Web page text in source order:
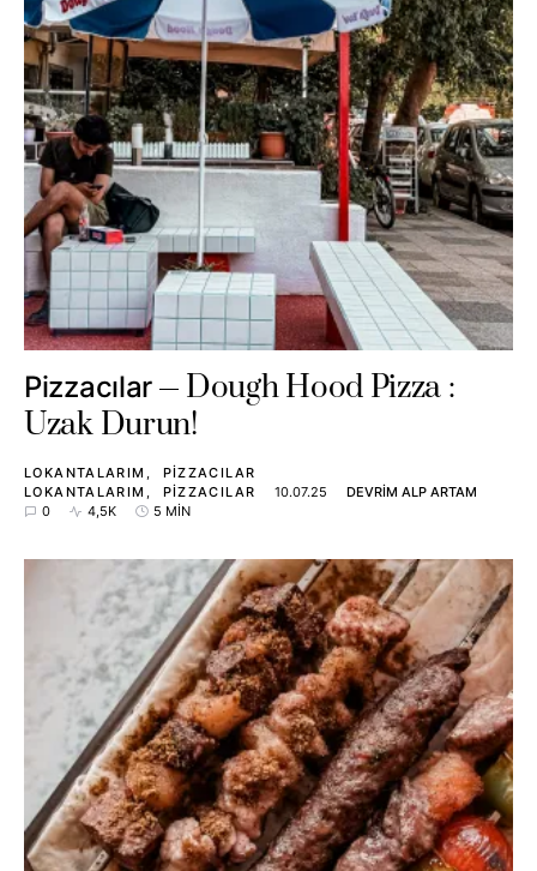
Pizzacılar
Dough Hood Pizza :
Uzak Durun!
LOKANTALARIM
PIZZACILAR
LOKANTALARIM
PIZZACILAR 10.07.25
DEVRIM ALP ARTAM
0
4,5K 5 MIN